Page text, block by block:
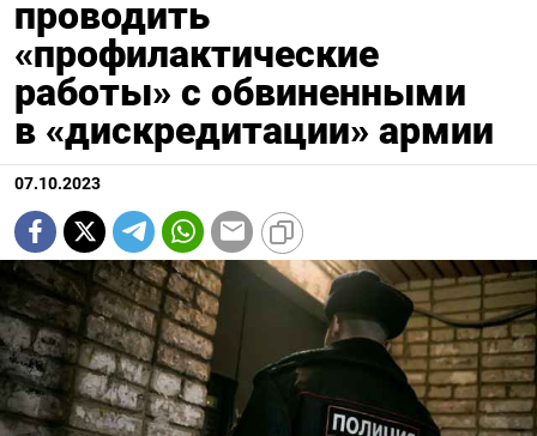
проводить
«профилактические
работы» с обвиненными
в «дискредитации» армии
07.10.2023